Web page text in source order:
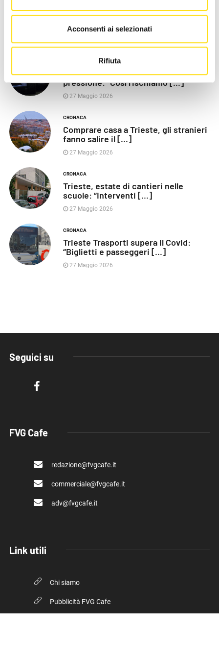
Acconsenti ai selezionati
Rifiuta
Razza (Lega): “Piazza Libertà va
chiusa”, Vaccarezza [...]
Poliziotti sempre più sotto
pressione: “Così rischiamo [...]
27 Maggio 2026
CRONACA
Comprare casa a Trieste, gli stranieri
fanno salire il [...]
27 Maggio 2026
CRONACA
Trieste, estate di cantieri nelle
scuole: “Interventi [...]
27 Maggio 2026
CRONACA
Trieste Trasporti supera il Covid:
“Biglietti e passeggeri [...]
27 Maggio 2026
Seguici su
FVG Cafe
redazione@fvgcafe.it
commerciale@fvgcafe.it
adv@fvgcafe.it
Link utili
Chi siamo
Pubblicità FVG Cafe